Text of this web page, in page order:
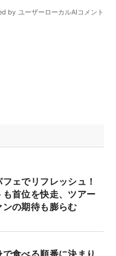
ェでリフレッシュ！
首位を快走、ツアー
の期待も膨らむ